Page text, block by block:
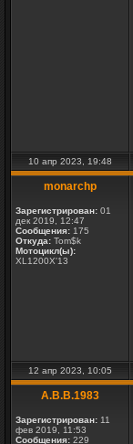
10 апр 2023, 19:48
monarchp
Зарегистрирован: 01
дек 2019, 12:47
Сообщения: 175
Откуда: Tom$k
Мотоцикл(ы):
XL1200X'13
12 апр 2023, 10:05
A.B.B.1983
Зарегистрирован: 11
фев 2019, 11:53
Сообщения: 229